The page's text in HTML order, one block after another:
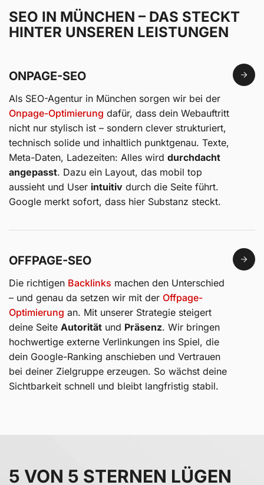
SEO IN MÜNCHEN – DAS STECKT
HINTER UNSEREN LEISTUNGEN
ONPAGE-SEO
Als SEO-Agentur in München sorgen wir bei der
Onpage-Optimierung dafür, dass dein Webauftritt
nicht nur stylisch ist – sondern clever strukturiert,
technisch solide und inhaltlich punktgenau. Texte,
Meta-Daten, Ladezeiten: Alles wird durchdacht
angepasst. Dazu ein Layout, das mobil top
aussieht und User intuitiv durch die Seite führt.
Google merkt sofort, dass hier Substanz steckt.
OFFPAGE-SEO
Die richtigen Backlinks machen den Unterschied
– und genau da setzen wir mit der Offpage-
Optimierung an. Mit unserer Strategie steigert
deine Seite Autorität und Präsenz. Wir bringen
hochwertige externe Verlinkungen ins Spiel, die
dein Google-Ranking anschieben und Vertrauen
bei deiner Zielgruppe erzeugen. So wächst deine
Sichtbarkeit schnell und bleibt langfristig stabil.
5 VON 5 STERNEN LÜGEN